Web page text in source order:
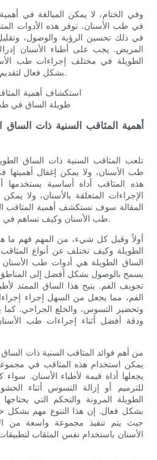
وفي الختام، لا يمكن المبالغة في
في طب الأسنان. توفر هذه الأدوات
في ذلك تحسين الرؤية والوصول،
المريض. يجب على أطباء الأسنان
الطويلة في مختلف إجراءات طب
بشكل فعال لتقديم أفضل رعاية ممكنة لمرضاهم.
أهمية المثاقب السنية ذات
تلعب المثاقب السنية ذات الساق
طب الأسنان، ولا يمكن إغفال
هذه المثاقب أداة أساسية يستخدمها
الإجراءات المتعلقة بالأسنان، ولا
المقالة سوف نستكشف أهمية المثاقب
طب الأسنان وكيف تساهم في نجاح علاجات الأسنان المختلفة.
أولاً وقبل كل شيء، من المهم فهم ما
الطويلة وكيف تختلف عن أنواع
الساق الطويلة هي أدوات طب الأسنان
يسمح بالوصول بشكل أفضل إلى
تجويف الفم. يتيح هذا الساق الممتد
الفم، مما يجعل من السهل إجراء
وتحضير التسوس، والخلع الجراحي.
ودقة أفضل أثناء إجراءات طب
من أهم فوائد المثاقب السنية ذات الساق
يمكن استخدام هذه المثاقب في
يجعلها أداة قيمة لأطباء الأسنان.
للترميم أو إزالة التسوس أثناء
الطويلة المرونة والتحكم التي
بشكل فعال. إن هذا التنوع مهم
حيث يتم تنفيذ مجموعة واسعة من
الأسنان باستخدام نفس المثقاب